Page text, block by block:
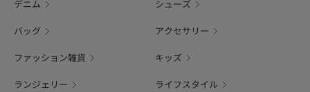
デニム シューズ
バッグ アクセサリー
ファッション雑貨 キッズ
ランジェリー ライフスタイル